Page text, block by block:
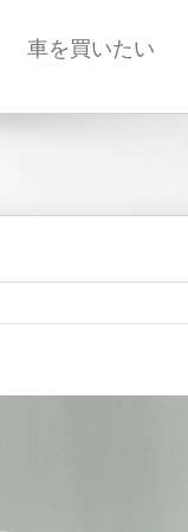
車を買いたい